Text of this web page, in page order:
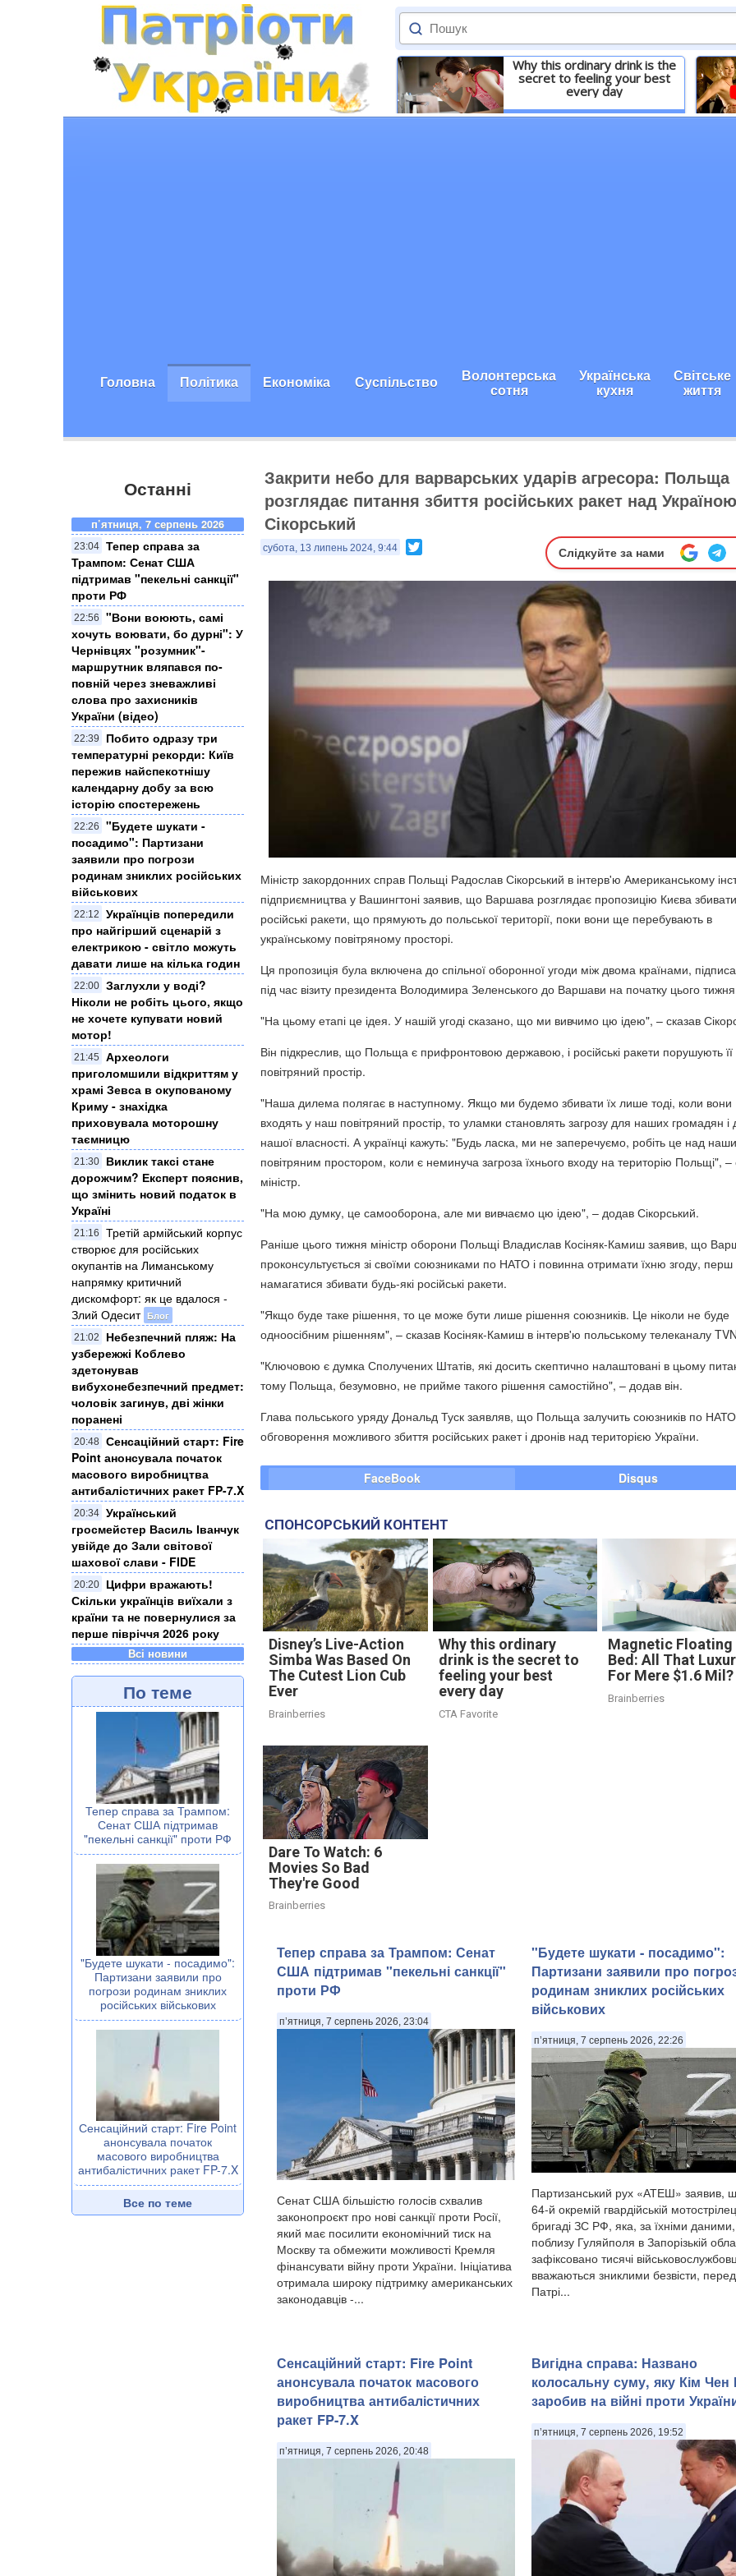
Why this ordinary drink is the
secret to feeling your best
every day
Детальніше
Головна Політика Економіка Суспільство Волонтерська
сотня
Українська
кухня
Світське
життя
Останні
п’ятниця, 7 серпень 2026
23:04 Тепер справа за
Трампом: Сенат США
підтримав "пекельні санкції"
проти РФ
22:56
​"Вони воюють, самі
хочуть воювати, бо дурні": У
Чернівцях "розумник"-
маршрутник вляпався по-
повній через зневажливі
слова про захисників
України (відео)
22:39
Побито одразу три
температурні рекорди: Київ
пережив найспекотнішу
календарну добу за всю
історію спостережень
22:26
"Будете шукати -
посадимо": Партизани
заявили про погрози
родинам зниклих російських
військових
22:12
Українців попередили
про найгірший сценарій з
електрикою - світло можуть
давати лише на кілька годин
22:00 Заглухли у воді?
Ніколи не робіть цього, якщо
не хочете купувати новий
мотор!
21:45
Археологи
приголомшили відкриттям у
храмі Зевса в окупованому
Криму - знахідка
приховувала моторошну
таємницю
21:30
Виклик таксі стане
дорожчим? Експерт пояснив,
що змінить новий податок в
Україні
21:16
Третій армійський корпус
створює для російських
окупантів на Лиманському
напрямку критичний
дискомфорт: як це вдалося -
Злий Одесит Блог
21:02
Небезпечний пляж: На
узбережжі Коблево
здетонував
вибухонебезпечний предмет:
чоловік загинув, дві жінки
поранені
20:48 Сенсаційний старт: Fire
Point анонсувала початок
масового виробництва
антибалістичних ракет FP-7.X
20:34 Український
гросмейстер Василь Іванчук
увійде до Зали світової
шахової слави - FIDE
20:20
Цифри вражають!
Скільки українців виїхали з
країни та не повернулися за
перше півріччя 2026 року
Всі новини
По теме
Тепер справа за Трампом:
Сенат США підтримав
"пекельні санкції" проти РФ
"Будете шукати - посадимо":
Партизани заявили про
погрози родинам зниклих
російських військових
Сенсаційний старт: Fire Point
анонсувала початок
масового виробництва
антибалістичних ракет FP-7.X
Все по теме
Закрити небо для варварських ударів агресора: Польща
розглядає питання збиття російських ракет над
Сікорський
субота, 13 липень 2024, 9:44 Слідкуйте за нами
Міністр закордонних справ Польщі Радослав Сікорський в інтерв'ю Американському
підприємництва у Вашингтоні заявив, що Варшава розглядає пропозицію Києва збивати
російські ракети, що прямують до польської території, поки вони ще перебувають в
українському повітряному просторі.
Ця пропозиція була включена до спільної оборонної угоди між двома країнами,
під час візиту президента Володимира Зеленського до Варшави на початку цього
"На цьому етапі це ідея. У нашій угоді сказано, що ми вивчимо цю ідею", – сказав
Він підкреслив, що Польща є прифронтовою державою, і російські ракети порушують її
повітряний простір.
"Наша дилема полягає в наступному. Якщо ми будемо збивати їх лише тоді, коли вони
входять у наш повітряний простір, то уламки становлять загрозу для наших громадян і
нашої власності. А українці кажуть: "Будь ласка, ми не заперечуємо, робіть це над
повітряним простором, коли є неминуча загроза їхнього входу на територію Польщі", –
міністр.
"На мою думку, це самооборона, але ми вивчаємо цю ідею", – додав Сікорський.
Раніше цього тижня міністр оборони Польщі Владислав Косіняк-Камиш заявив, що
проконсультується зі своїми союзниками по НАТО і повинна отримати їхню згоду, перш
намагатися збивати будь-які російські ракети.
"Якщо буде таке рішення, то це може бути лише рішення союзників. Це ніколи не буде
одноосібним рішенням", – сказав Косіняк-Камиш в інтерв'ю польському телеканалу
"Ключовою є думка Сполучених Штатів, які досить скептично налаштовані в цьому
тому Польща, безумовно, не прийме такого рішення самостійно", – додав він.
Глава польського уряду Дональд Туск заявляв, що Польща залучить союзників по
обговорення можливого збиття російських ракет і дронів над територією України.
FaceBook Disqus
СПОНСОРСЬКИЙ КОНТЕНТ
Disney’s Live-Action
Simba Was Based On
The Cutest Lion Cub
Ever
Brainberries
Why this ordinary
drink is the secret to
feeling your best
every day
CTA Favorite
Magnetic Floating
Bed: All That
For Mere $1.6 Mil?
Brainberries
Dare To Watch: 6
Movies So Bad
They're Good
Brainberries
Тепер справа за Трампом: Сенат
США підтримав "пекельні санкції"
проти РФ
п’ятниця, 7 серпень 2026, 23:04
Сенат США більшістю голосів схвалив
законопроєкт про нові санкції проти Росії,
який має посилити економічний тиск на
Москву та обмежити можливості Кремля
фінансувати війну проти України. Ініціатива
отримала широку підтримку американських
законодавців -...
"Будете шукати - посадимо":
Партизани заявили про
родинам зниклих російських
військових
п’ятниця, 7 серпень 2026, 22:26
Партизанський рух «АТЕШ» заявив,
64-й окремій гвардійській
бригаді ЗС РФ, яка, за їхніми даними,
поблизу Гуляйполя в Запорізькій
зафіксовано тисячі
вважаються зниклими безвісти,
Патрі...
Сенсаційний старт: Fire Point
анонсувала початок масового
виробництва антибалістичних
ракет FP-7.X
п’ятниця, 7 серпень 2026, 20:48
Вигідна справа: Названо
колосальну суму, яку Кім Чен
заробив на війні проти
п’ятниця, 7 серпень 2026, 19:52